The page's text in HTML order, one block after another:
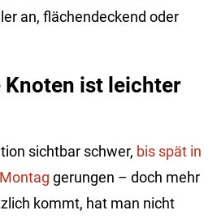
an, flächendeckend oder
Knoten ist leichter
sichtbar schwer, bis spät in
Montag gerungen – doch mehr
kommt, hat man nicht